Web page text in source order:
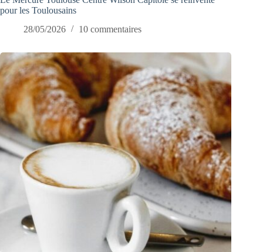
pour les Toulousains
28/05/2026
10 commentaires